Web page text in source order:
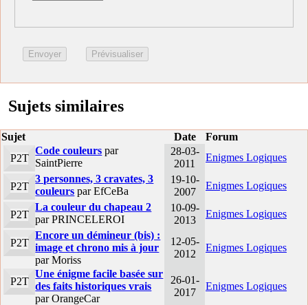
Sujets similaires
Sujet Date
Forum
P2T
Code couleurs par
SaintPierre
28-03-
2011
Enigmes Logiques
P2T
3 personnes, 3 cravates, 3
couleurs par EfCeBa
19-10-
2007
Enigmes Logiques
P2T
La couleur du chapeau 2
par PRINCELEROI
10-09-
2013
Enigmes Logiques
P2T
Encore un démineur (bis) :
image et chrono mis à jour
par Moriss
12-05-
2012
Enigmes Logiques
P2T
Une énigme facile basée sur
des faits historiques vrais
par OrangeCar
26-01-
2017
Enigmes Logiques